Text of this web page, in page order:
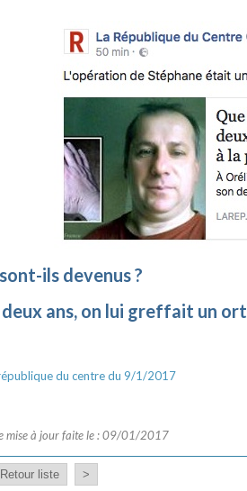
ils devenus ?
deux ans, on lui greffait un
du centre du 9/1/2017
mise à jour faite le : 09/01/2017
Retour liste >